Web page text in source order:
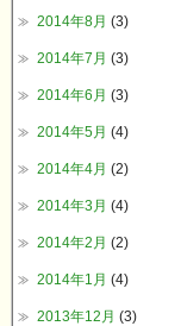
2014年8月 (3)
2014年7月 (3)
2014年6月 (3)
2014年5月 (4)
2014年4月 (2)
2014年3月 (4)
2014年2月 (2)
2014年1月 (4)
2013年12月 (3)